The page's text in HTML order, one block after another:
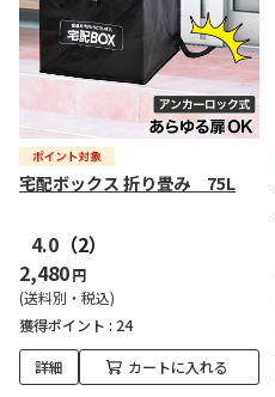
宅配ボックス 折り畳み 75L
4.0 （2）
2,480円
(送料別・税込)
獲得ポイント : 24
詳細 カートに入れる